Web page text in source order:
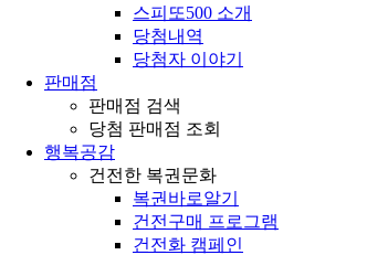
스피또500 소개
당첨내역
당첨자 이야기
판매점
판매점 검색
당첨 판매점 조회
행복공감
건전한 복권문화
복권바로알기
건전구매 프로그램
건전화 캠페인